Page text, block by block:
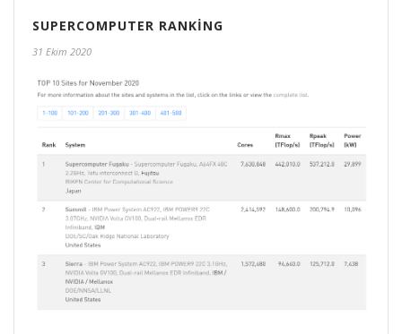
SUPERCOMPUTER RANKING
31 Ekim 2020